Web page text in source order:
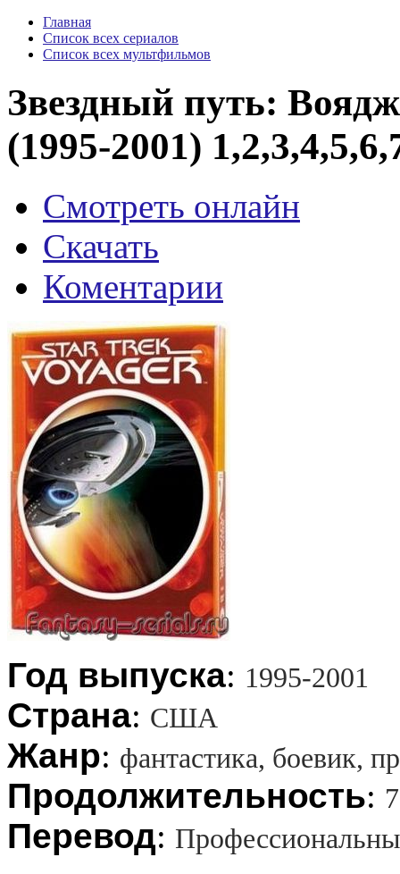
Главная
Список всех сериалов
Список всех мультфильмов
Звездный путь:
(1995-2001)
Смотреть онлайн
Скачать
Коментарии
Год выпуска: 1995-2001
Страна: США
Жанр: фантастика, боевик,
Продолжительность:
Перевод: